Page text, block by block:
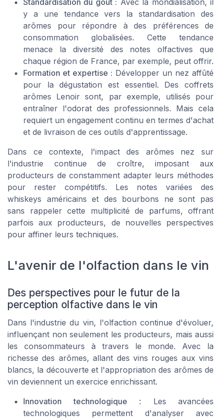
Standardisation du goût : Avec la mondialisation, il
y a une tendance vers la standardisation des
arômes pour répondre à des préférences de
consommation globalisées. Cette tendance
menace la diversité des notes olfactives que
chaque région de France, par exemple, peut offrir.
Formation et expertise : Développer un nez affûté
pour la dégustation est essentiel. Des coffrets
arômes Lenoir sont, par exemple, utilisés pour
entraîner l'odorat des professionnels. Mais cela
requiert un engagement continu en termes d'achat
et de livraison de ces outils d'apprentissage.
Dans ce contexte, l'impact des arômes nez sur
l'industrie continue de croître, imposant aux
producteurs de constamment adapter leurs méthodes
pour rester compétitifs. Les notes variées des
whiskeys américains et des bourbons ne sont pas
sans rappeler cette multiplicité de parfums, offrant
parfois aux producteurs, de nouvelles perspectives
pour affiner leurs techniques.
L'avenir de l'olfaction dans le vin
Des perspectives pour le futur de la
perception olfactive dans le vin
Dans l'industrie du vin, l'olfaction continue d'évoluer,
influençant non seulement les producteurs, mais aussi
les consommateurs à travers le monde. Avec la
richesse des arômes, allant des vins rouges aux vins
blancs, la découverte et l'appropriation des arômes de
vin deviennent un exercice enrichissant.
Innovation technologique : Les avancées
technologiques permettent d'analyser avec